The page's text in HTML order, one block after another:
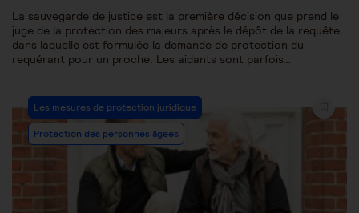
La sauvegarde de justice est la première décision que prend le
juge de la protection des majeurs après le dépôt de la requête
dans laquelle est formulée la demande de protection du
requérant pour un proche. Les aidants sont parfois…
Post
Category:
Les mesures de protection juridique
Protection des personnes âgées